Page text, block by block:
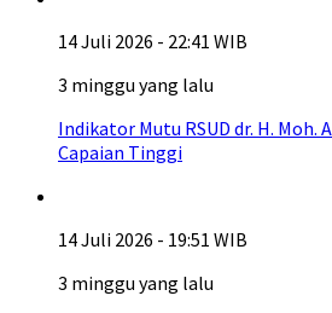
14 Juli 2026 - 22:41 WIB
3 minggu yang lalu
Indikator Mutu RSUD dr. H. Moh.
Capaian Tinggi
14 Juli 2026 - 19:51 WIB
3 minggu yang lalu